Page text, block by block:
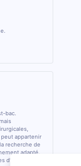
bac.
appartenir
recherche de
adapté.